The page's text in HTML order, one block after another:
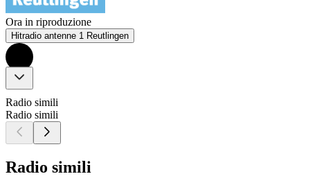
Ora in riproduzione
Hitradio antenne 1 Reutlingen
Radio simili
Radio simili
Radio simili